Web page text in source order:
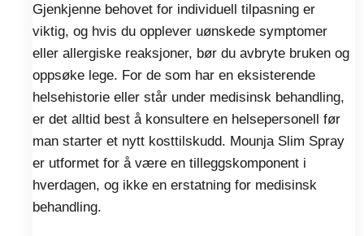
Gjenkjenne behovet for individuell tilpasning er
viktig, og hvis du opplever uønskede symptomer
eller allergiske reaksjoner, bør du avbryte bruken og
oppsøke lege. For de som har en eksisterende
helsehistorie eller står under medisinsk behandling,
er det alltid best å konsultere en helsepersonell før
man starter et nytt kosttilskudd. Mounja Slim Spray
er utformet for å være en tilleggskomponent i
hverdagen, og ikke en erstatning for medisinsk
behandling.